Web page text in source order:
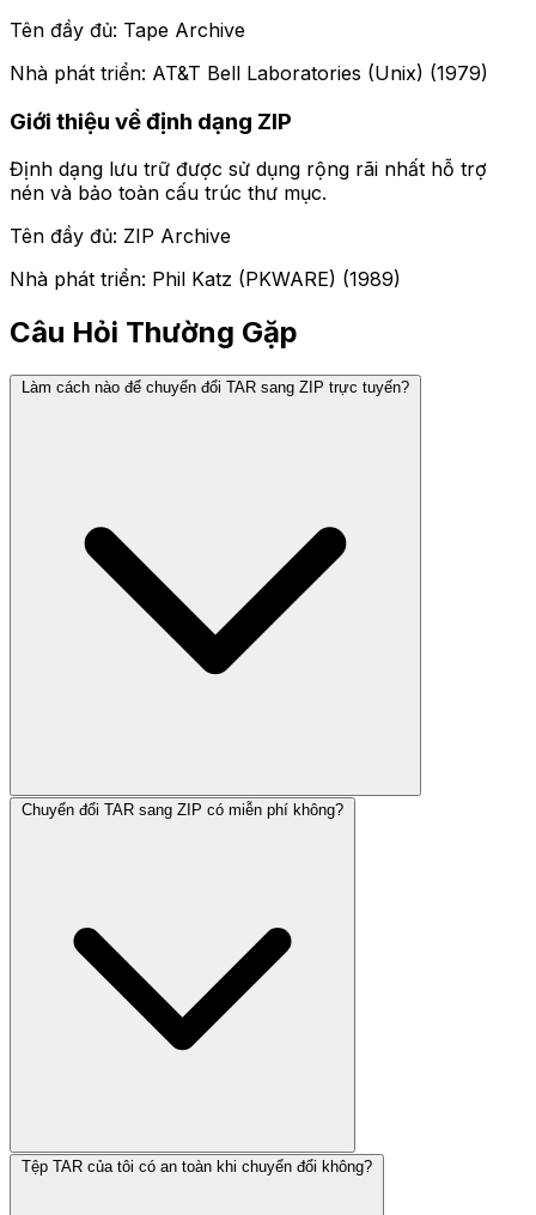
Tên đầy đủ: Tape Archive
Nhà phát triển: AT&T Bell Laboratories (Unix) (1979)
Giới thiệu về định dạng ZIP
Định dạng lưu trữ được sử dụng rộng rãi nhất hỗ trợ
nén và bảo toàn cấu trúc thư mục.
Tên đầy đủ: ZIP Archive
Nhà phát triển: Phil Katz (PKWARE) (1989)
Câu Hỏi Thường Gặp
Làm cách nào để chuyển đổi TAR sang ZIP trực tuyến?
Chuyển đổi TAR sang ZIP có miễn phí không?
Tệp TAR của tôi có an toàn khi chuyển đổi không?